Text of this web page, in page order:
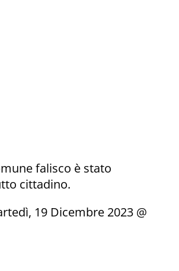
falisco è stato
cittadino.
19 Dicembre 2023 @